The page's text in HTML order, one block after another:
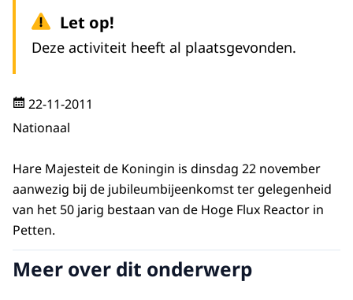
Let op!
Deze activiteit heeft al plaatsgevonden.
22-11-2011
Nationaal
Hare Majesteit de Koningin is dinsdag 22 november
aanwezig bij de jubileumbijeenkomst ter gelegenheid
van het 50 jarig bestaan van de Hoge Flux Reactor in
Petten.
Meer over dit onderwerp